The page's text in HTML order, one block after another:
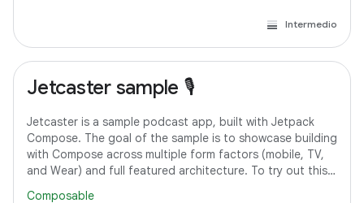
Intermedio
Jetcaster sample 🎙️
Jetcaster is a sample podcast app, built with Jetpack
Compose. The goal of the sample is to showcase building
with Compose across multiple form factors (mobile, TV,
and Wear) and full featured architecture. To try out this
Composable